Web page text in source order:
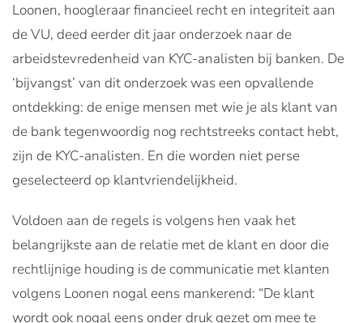
Loonen, hoogleraar financieel recht en integriteit aan
de VU, deed eerder dit jaar onderzoek naar de
arbeidstevredenheid van KYC-analisten bij banken. De
‘bijvangst’ van dit onderzoek was een opvallende
ontdekking: de enige mensen met wie je als klant van
de bank tegenwoordig nog rechtstreeks contact hebt,
zijn de KYC-analisten. En die worden niet perse
geselecteerd op klantvriendelijkheid.
Voldoen aan de regels is volgens hen vaak het
belangrijkste aan de relatie met de klant en door die
rechtlijnige houding is de communicatie met klanten
volgens Loonen nogal eens mankerend: “De klant
wordt ook nogal eens onder druk gezet om mee te